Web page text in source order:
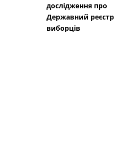
дослідження про
Державний реєстр
виборців